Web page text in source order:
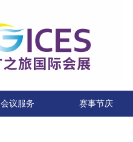
会议服务 赛事节庆